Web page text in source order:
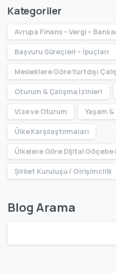
Kategoriler
Avrupa Finans – Vergi –
Başvuru Süreçleri – İpuçları
Mesleklere Göre Yurtdışı
Oturum & Çalışma İzinleri
Vize ve Oturum Yaşam
Ülke Karşılaştırmaları
Ülkelere Göre Dijital Göçebe
Şirket Kuruluşu / Girişimcilik
Blog Arama